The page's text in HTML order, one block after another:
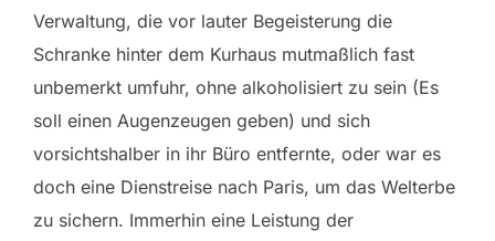
Verwaltung, die vor lauter Begeisterung die
Schranke hinter dem Kurhaus mutmaßlich fast
unbemerkt umfuhr, ohne alkoholisiert zu sein (Es
soll einen Augenzeugen geben) und sich
vorsichtshalber in ihr Büro entfernte, oder war es
doch eine Dienstreise nach Paris, um das Welterbe
zu sichern. Immerhin eine Leistung der